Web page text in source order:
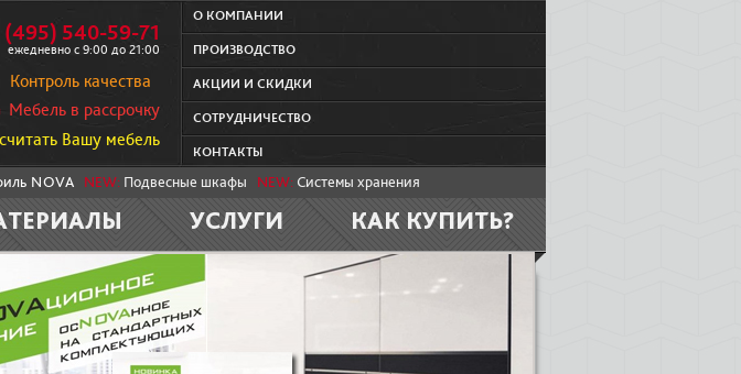
(495) 540-59-71
ежедневно с 9:00 до 21:00
Контроль качества
Мебель в рассрочку
Вашу мебель
О КОМПАНИИ
ПРОИЗВОДСТВО
АКЦИИ И СКИДКИ
СОТРУДНИЧЕСТВО
КОНТАКТЫ
NOVA NEW: Подвесные шкафы NEW: Системы хранения
УСЛУГИ КАК КУПИТЬ?